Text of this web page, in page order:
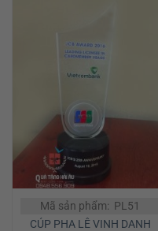
Mã sản phẩm: PL51
CÚP PHA LÊ VINH DANH